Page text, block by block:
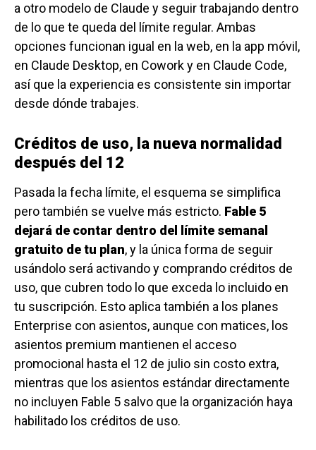
a otro modelo de Claude y seguir trabajando dentro
de lo que te queda del límite regular. Ambas
opciones funcionan igual en la web, en la app móvil,
en Claude Desktop, en Cowork y en Claude Code,
así que la experiencia es consistente sin importar
desde dónde trabajes.
Créditos de uso, la nueva normalidad
después del 12
Pasada la fecha límite, el esquema se simplifica
pero también se vuelve más estricto. Fable 5
dejará de contar dentro del límite semanal
gratuito de tu plan, y la única forma de seguir
usándolo será activando y comprando créditos de
uso, que cubren todo lo que exceda lo incluido en
tu suscripción. Esto aplica también a los planes
Enterprise con asientos, aunque con matices, los
asientos premium mantienen el acceso
promocional hasta el 12 de julio sin costo extra,
mientras que los asientos estándar directamente
no incluyen Fable 5 salvo que la organización haya
habilitado los créditos de uso.